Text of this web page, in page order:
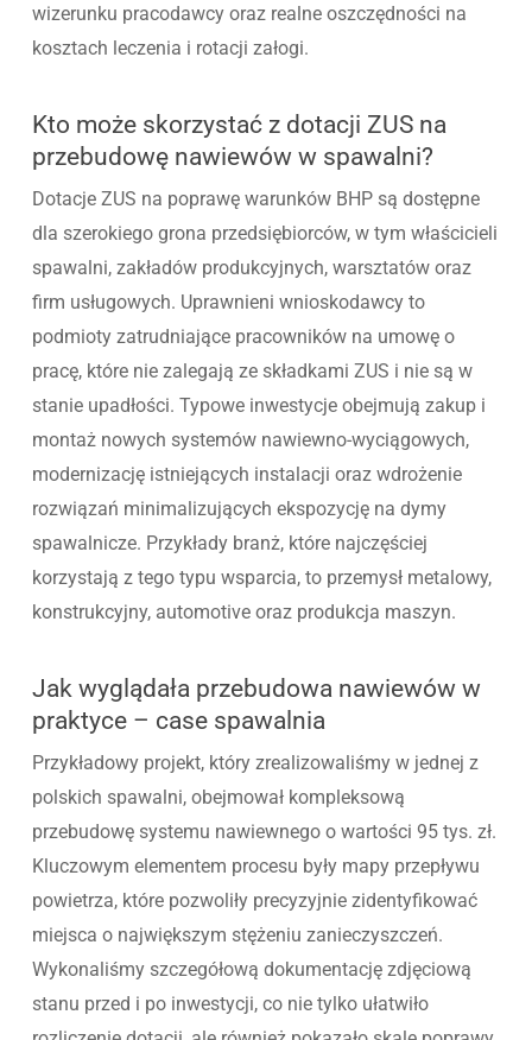
wizerunku pracodawcy oraz realne oszczędności na
kosztach leczenia i rotacji załogi.
Kto może skorzystać z dotacji ZUS na
przebudowę nawiewów w spawalni?
Dotacje ZUS na poprawę warunków BHP są dostępne
dla szerokiego grona przedsiębiorców, w tym właścicieli
spawalni, zakładów produkcyjnych, warsztatów oraz
firm usługowych. Uprawnieni wnioskodawcy to
podmioty zatrudniające pracowników na umowę o
pracę, które nie zalegają ze składkami ZUS i nie są w
stanie upadłości. Typowe inwestycje obejmują zakup i
montaż nowych systemów nawiewno-wyciągowych,
modernizację istniejących instalacji oraz wdrożenie
rozwiązań minimalizujących ekspozycję na dymy
spawalnicze. Przykłady branż, które najczęściej
korzystają z tego typu wsparcia, to przemysł metalowy,
konstrukcyjny, automotive oraz produkcja maszyn.
Jak wyglądała przebudowa nawiewów w
praktyce – case spawalnia
Przykładowy projekt, który zrealizowaliśmy w jednej z
polskich spawalni, obejmował kompleksową
przebudowę systemu nawiewnego o wartości 95 tys. zł.
Kluczowym elementem procesu były mapy przepływu
powietrza, które pozwoliły precyzyjnie zidentyfikować
miejsca o największym stężeniu zanieczyszczeń.
Wykonaliśmy szczegółową dokumentację zdjęciową
stanu przed i po inwestycji, co nie tylko ułatwiło